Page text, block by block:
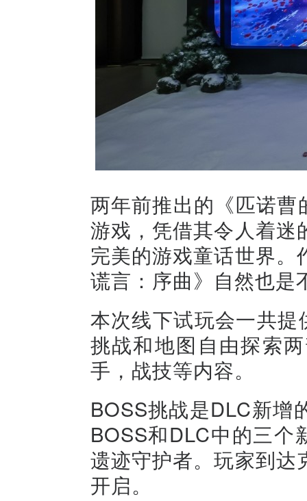
两年前推出的《匹诺
游戏，凭借其令人着
完美的游戏童话世界
谎言：序曲》自然也是
本次线下试玩会一共
挑战和地图自由探索
手，战技等内容。
BOSS挑战是DLC新增
BOSS和DLC中的三个
遗迹守护者。玩家到
开启。